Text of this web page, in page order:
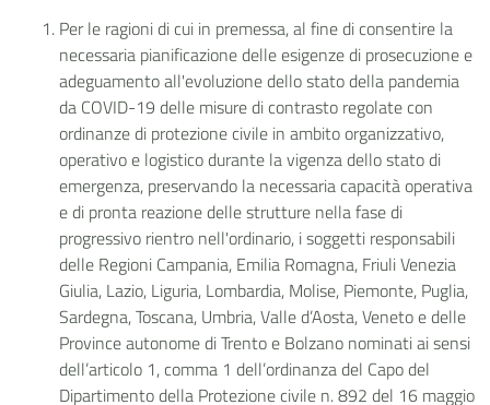
Per le ragioni di cui in premessa, al fine di consentire la
necessaria pianificazione delle esigenze di prosecuzione e
adeguamento all'evoluzione dello stato della pandemia
da COVID-19 delle misure di contrasto regolate con
ordinanze di protezione civile in ambito organizzativo,
operativo e logistico durante la vigenza dello stato di
emergenza, preservando la necessaria capacità operativa
e di pronta reazione delle strutture nella fase di
progressivo rientro nell'ordinario, i soggetti responsabili
delle Regioni Campania, Emilia Romagna, Friuli Venezia
Giulia, Lazio, Liguria, Lombardia, Molise, Piemonte, Puglia,
Sardegna, Toscana, Umbria, Valle d’Aosta, Veneto e delle
Province autonome di Trento e Bolzano nominati ai sensi
dell’articolo 1, comma 1 dell’ordinanza del Capo del
Dipartimento della Protezione civile n. 892 del 16 maggio